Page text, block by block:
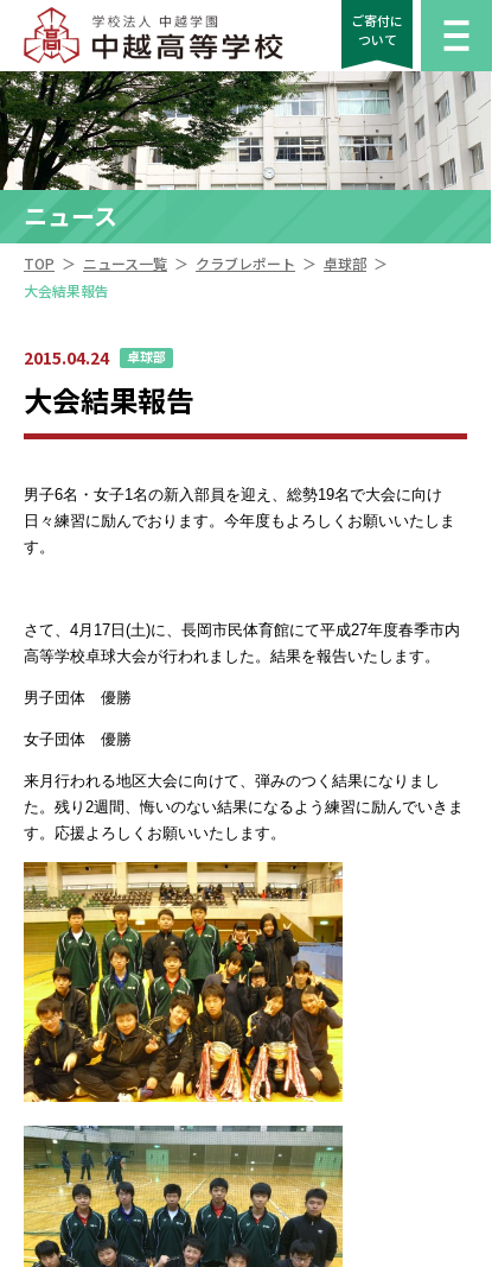
ご寄付に
ついて
ニュース
TOP ＞ ニュース一覧 ＞ クラブレポート ＞ 卓球部 ＞
大会結果報告
2015.04.24 卓球部
大会結果報告
男子6名・女子1名の新入部員を迎え、総勢19名で大会に向け
日々練習に励んでおります。今年度もよろしくお願いいたしま
す。
さて、4月17日(土)に、長岡市民体育館にて平成27年度春季市内
高等学校卓球大会が行われました。結果を報告いたします。
男子団体 優勝
女子団体 優勝
来月行われる地区大会に向けて、弾みのつく結果になりまし
た。残り2週間、悔いのない結果になるよう練習に励んでいきま
す。応援よろしくお願いいたします。